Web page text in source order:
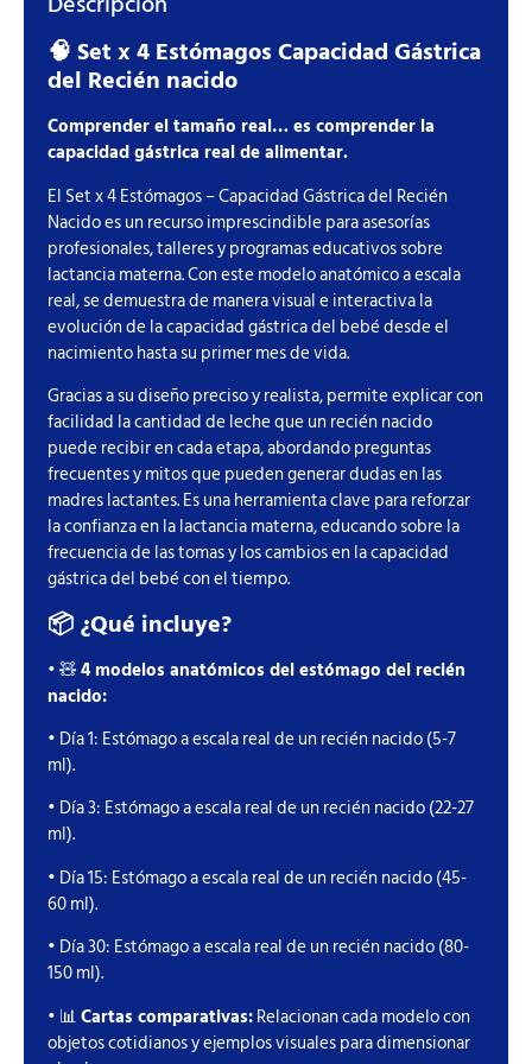
🧠 Set x 4 Estómagos Capacidad Gástrica
del Recién nacido
Comprender el tamaño real… es comprender la
capacidad gástrica real de alimentar.
El Set x 4 Estómagos – Capacidad Gástrica del Recién
Nacido es un recurso imprescindible para asesorías
profesionales, talleres y programas educativos sobre
lactancia materna. Con este modelo anatómico a escala
real, se demuestra de manera visual e interactiva la
evolución de la capacidad gástrica del bebé desde el
nacimiento hasta su primer mes de vida.
Gracias a su diseño preciso y realista, permite explicar con
facilidad la cantidad de leche que un recién nacido
puede recibir en cada etapa, abordando preguntas
frecuentes y mitos que pueden generar dudas en las
madres lactantes. Es una herramienta clave para reforzar
la confianza en la lactancia materna, educando sobre la
frecuencia de las tomas y los cambios en la capacidad
gástrica del bebé con el tiempo.
📦 ¿Qué incluye?
• 🧸4 modelos anatómicos del estómago del recién
nacido:
• Día 1: Estómago a escala real de un recién nacido (5-7
ml).
• Día 3: Estómago a escala real de un recién nacido (22-27
ml).
• Día 15: Estómago a escala real de un recién nacido (45-
60 ml).
• Día 30: Estómago a escala real de un recién nacido (80-
150 ml).
• 📊Cartas comparativas:Relacionan cada modelo con
objetos cotidianos y ejemplos visuales para dimensionar